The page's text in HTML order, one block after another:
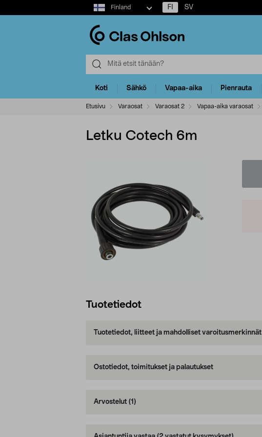
Select
market
Finland FI SV
Koti Sähkö Vapaa-aika Pienrauta
Etusivu Varaosat Varaosat 2 Vapaa-aika varaosat
Letku Cotech 6m
Tuotetiedot
Tuotetiedot, liitteet ja mahdolliset varoitusmerkinnät
Ostotiedot, toimitukset ja palautukset
Arvostelut (1)